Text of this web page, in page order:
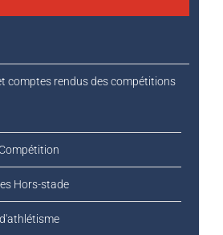
comptes rendus des compétitions
Hors-stade